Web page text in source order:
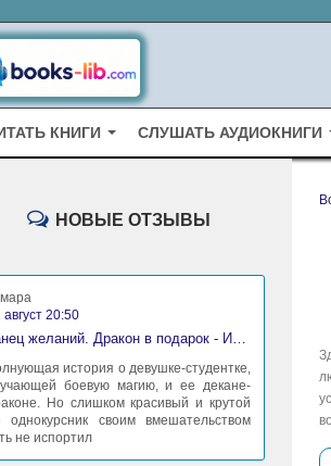
КНИГИ СЛУШАТЬ АУДИОКНИГИ
НОВЫЕ ОТЗЫВЫ
август 20:50
Танец желаний. Дракон в подарок - Ирина Алексеева
история о девушке-студентке,
боевую магию, и ее декане-
Но слишком красивый и крутой
однокурсник своим вмешательством
не испортил